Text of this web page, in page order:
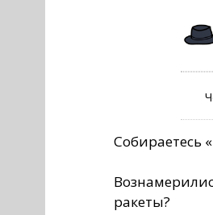
Собираетесь
ракеты?